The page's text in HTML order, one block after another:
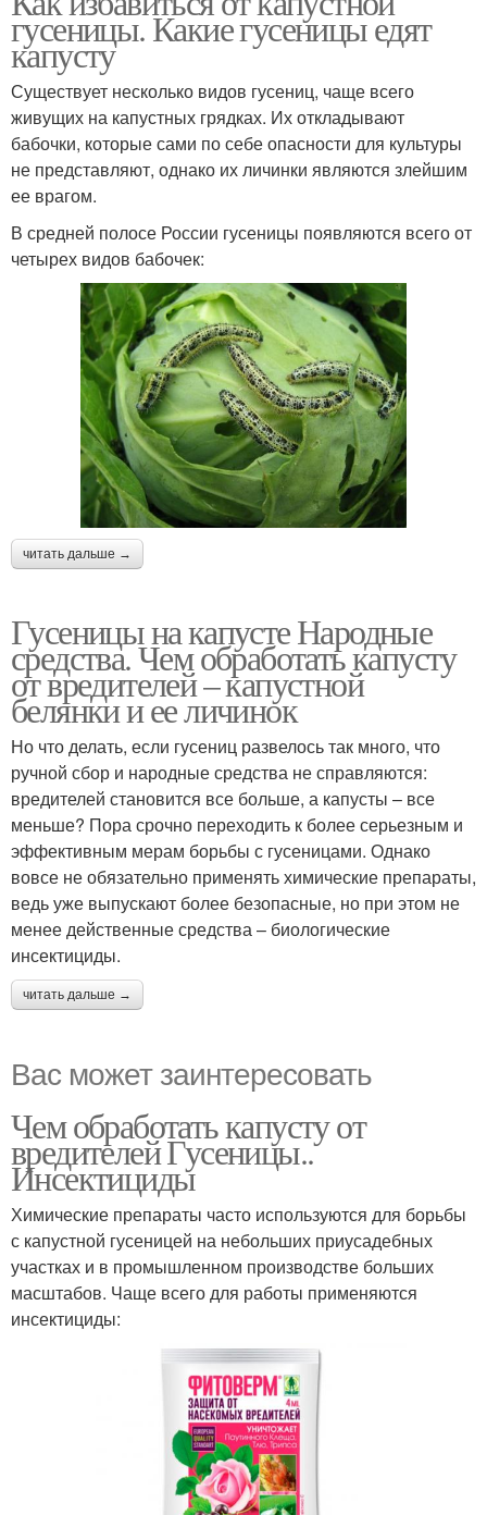
гусеницы. Какие гусеницы едят
капусту
Существует несколько видов гусениц, чаще всего
живущих на капустных грядках. Их откладывают
бабочки, которые сами по себе опасности для культуры
не представляют, однако их личинки являются злейшим
ее врагом.
В средней полосе России гусеницы появляются всего от
четырех видов бабочек:
читать дальше →
Гусеницы на капусте Народные
средства. Чем обработать капусту
от вредителей – капустной
белянки и ее личинок
Но что делать, если гусениц развелось так много, что
ручной сбор и народные средства не справляются:
вредителей становится все больше, а капусты – все
меньше? Пора срочно переходить к более серьезным и
эффективным мерам борьбы с гусеницами. Однако
вовсе не обязательно применять химические препараты,
ведь уже выпускают более безопасные, но при этом не
менее действенные средства – биологические
инсектициды.
читать дальше →
Вас может заинтересовать
Чем обработать капусту от
вредителей Гусеницы..
Инсектициды
Химические препараты часто используются для борьбы
с капустной гусеницей на небольших приусадебных
участках и в промышленном производстве больших
масштабов. Чаще всего для работы применяются
инсектициды: